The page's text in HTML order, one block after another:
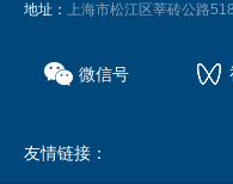
地址： 上海市松江区莘砖公路
微信号
友情链接：